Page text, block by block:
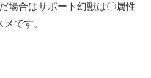
場合はサポート幻獣は〇属性
です。